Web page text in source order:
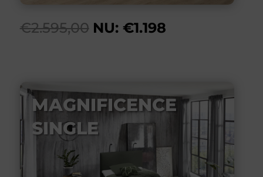
€2.595,00 NU: €1.198
MAGNIFICENCE
SINGLE